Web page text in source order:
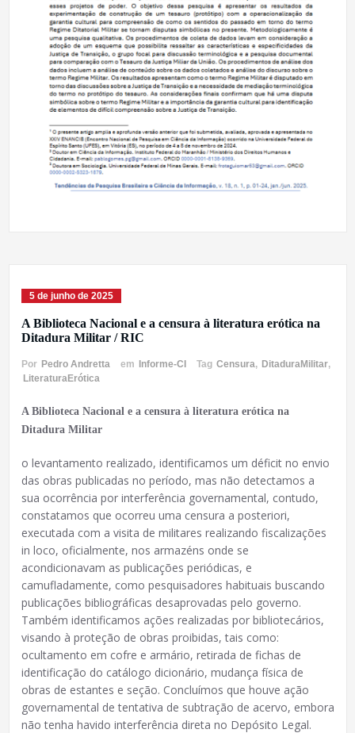
5 de junho de 2025
A Biblioteca Nacional e a censura à literatura erótica na
Ditadura Militar / RIC
Por Pedro Andretta em Informe-CI Tag Censura, DitaduraMilitar,
LiteraturaErótica
A Biblioteca Nacional e a censura à literatura erótica na
Ditadura Militar
o levantamento realizado, identificamos um déficit no envio
das obras publicadas no período, mas não detectamos a
sua ocorrência por interferência governamental, contudo,
constatamos que ocorreu uma censura a posteriori,
executada com a visita de militares realizando fiscalizações
in loco, oficialmente, nos armazéns onde se
acondicionavam as publicações periódicas, e
camufladamente, como pesquisadores habituais buscando
publicações bibliográficas desaprovadas pelo governo.
Também identificamos ações realizadas por bibliotecários,
visando à proteção de obras proibidas, tais como:
ocultamento em cofre e armário, retirada de fichas de
identificação do catálogo dicionário, mudança física de
obras de estantes e seção. Concluímos que houve ação
governamental de tentativa de subtração de acervo, embora
não tenha havido interferência direta no Depósito Legal.